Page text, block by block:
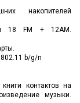
накопителей
18 FM + 12AM.
b/g/n
контактов на
музыки.